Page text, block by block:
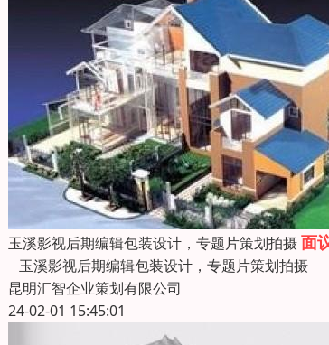
玉溪影视后期编辑包装设计，专题片策划拍摄面
玉溪影视后期编辑包装设计，专题片
昆明汇智企业策划有限公司
24-02-01 15:45:01